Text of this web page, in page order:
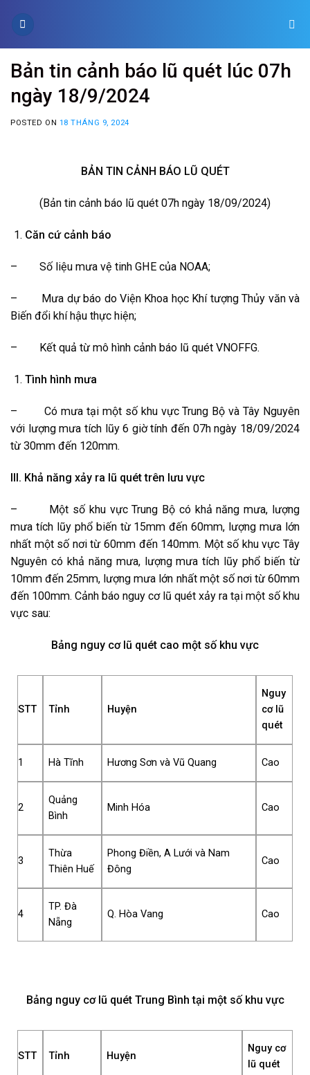
Bản tin cảnh báo lũ quét lúc 07h
ngày 18/9/2024
POSTED ON 18 THÁNG 9, 2024
BẢN TIN CẢNH BÁO LŨ QUÉT
(Bản tin cảnh báo lũ quét 07h ngày 18/09/2024)
Căn cứ cảnh báo
– Số liệu mưa vệ tinh GHE của NOAA;
– Mưa dự báo do Viện Khoa học Khí tượng Thủy văn và
Biến đổi khí hậu thực hiện;
– Kết quả từ mô hình cảnh báo lũ quét VNOFFG.
Tình hình mưa
– Có mưa tại một số khu vực Trung Bộ và Tây Nguyên
với lượng mưa tích lũy 6 giờ tính đến 07h ngày 18/09/2024
từ 30mm đến 120mm.
III. Khả năng xảy ra lũ quét trên lưu vực
– Một số khu vực Trung Bộ có khả năng mưa, lượng
mưa tích lũy phổ biến từ 15mm đến 60mm, lượng mưa lớn
nhất một số nơi từ 60mm đến 140mm. Một số khu vực Tây
Nguyên có khả năng mưa, lượng mưa tích lũy phổ biến từ
10mm đến 25mm, lượng mưa lớn nhất một số nơi từ 60mm
đến 100mm. Cảnh báo nguy cơ lũ quét xảy ra tại một số khu
vực sau:
Bảng nguy cơ lũ quét cao một số khu vực
STT Tỉnh Huyện
Nguy
cơ lũ
quét
1 Hà Tĩnh Hương Sơn và Vũ Quang Cao
2
Quảng
Bình
Minh Hóa Cao
3
Thừa
Thiên Huế
Phong Điền, A Lưới và Nam
Đông
Cao
4
TP. Đà
Nẵng
Q. Hòa Vang Cao
Bảng nguy cơ lũ quét Trung Bình tại một số khu vực
STT Tỉnh Huyện
Nguy cơ
lũ quét